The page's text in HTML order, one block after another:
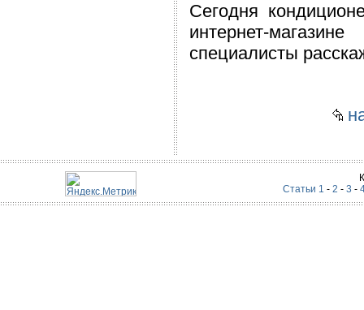
Сегодня
интернет-
специалисты
Статьи 1 - 2 - 3 -